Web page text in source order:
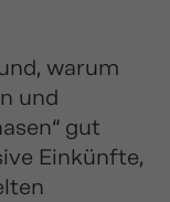
warum
und
gut
Einkünfte,